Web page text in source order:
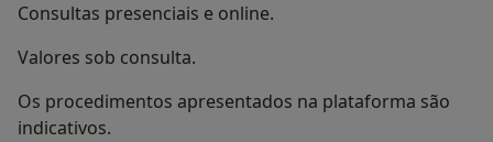
Consultas presenciais e online.
Valores sob consulta.
Os procedimentos apresentados na plataforma são
indicativos.